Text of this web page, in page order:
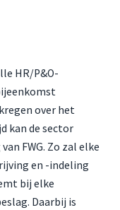
HR/P&O-
over het
kan de sector
FWG. Zo zal elke
en -indeling
bij elke
Daarbij is